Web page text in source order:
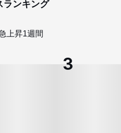
ランキング
上昇1週間